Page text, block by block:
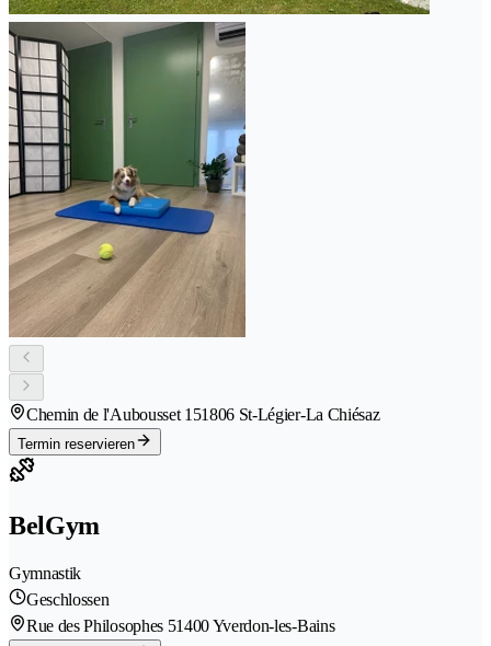
Chemin de l'Aubousset 151806 St-Légier-La Chiésaz
Termin reservieren
BelGym
Gymnastik
Geschlossen
Rue des Philosophes 51400 Yverdon-les-Bains